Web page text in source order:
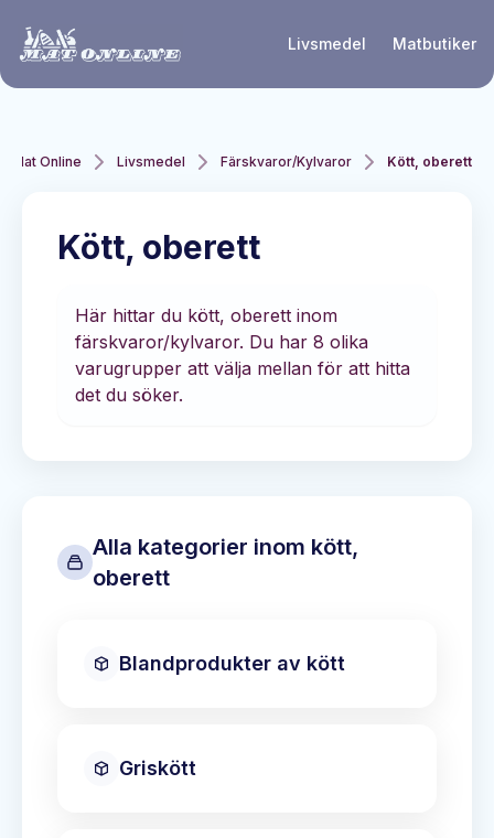
Livsmedel Matbutiker
Mat Online Livsmedel Färskvaror/Kylvaror Kött, oberett
Kött, oberett
Här hittar du kött, oberett inom
färskvaror/kylvaror. Du har 8 olika
varugrupper att välja mellan för att hitta
det du söker.
Alla kategorier inom kött,
oberett
Blandprodukter av kött
Griskött